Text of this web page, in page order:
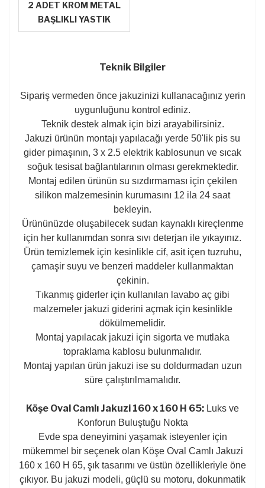
2 ADET KROM METAL
BAŞLIKLI YASTIK
Teknik Bilgiler
Sipariş vermeden önce jakuzinizi kullanacağınız yerin
uygunluğunu kontrol ediniz.
Teknik destek almak için bizi arayabilirsiniz.
Jakuzi ürünün montajı yapılacağı yerde 50'lik pis su
gider pimaşının, 3 x 2.5 elektrik kablosunun ve sıcak
soğuk tesisat bağlantılarının olması gerekmektedir.
Montaj edilen ürünün su sızdırmaması için çekilen
silikon malzemesinin kurumasını 12 ila 24 saat
bekleyin.
Ürününüzde oluşabilecek sudan kaynaklı kireçlenme
için her kullanımdan sonra sıvı deterjan ile yıkayınız.
Ürün temizlemek için kesinlikle cif, asit içen tuzruhu,
çamaşir suyu ve benzeri maddeler kullanmaktan
çekinin.
Tıkanmış giderler için kullanılan lavabo aç gibi
malzemeler jakuzi giderini açmak için kesinlikle
dökülmemelidir.
Montaj yapılacak jakuzi için sigorta ve mutlaka
topraklama kablosu bulunmalıdır.
Montaj yapılan ürün jakuzi ise su doldurmadan uzun
süre çalıştırılmamalıdır.
Köşe Oval Camlı Jakuzi 160 x 160 H 65: Luks ve
Konforun Buluştuğu Nokta
Evde spa deneyimini yaşamak isteyenler için
mükemmel bir seçenek olan Köşe Oval Camlı Jakuzi
160 x 160 H 65, şık tasarımı ve üstün özellikleriyle öne
çıkıyor. Bu jakuzi modeli, güçlü su motoru, dokunmatik